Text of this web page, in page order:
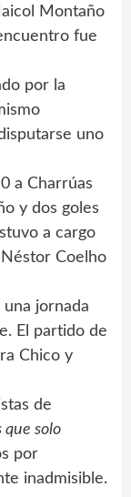
Montaño
fue
por la
uno
a Charrúas
y dos goles
a cargo
Coelho
jornada
El partido de
Chico y
de
que solo
por
inadmisible.